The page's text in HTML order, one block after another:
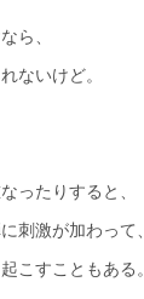
ら、
ないけど。
ったりすると、
刺激が加わって、
こすこともある。